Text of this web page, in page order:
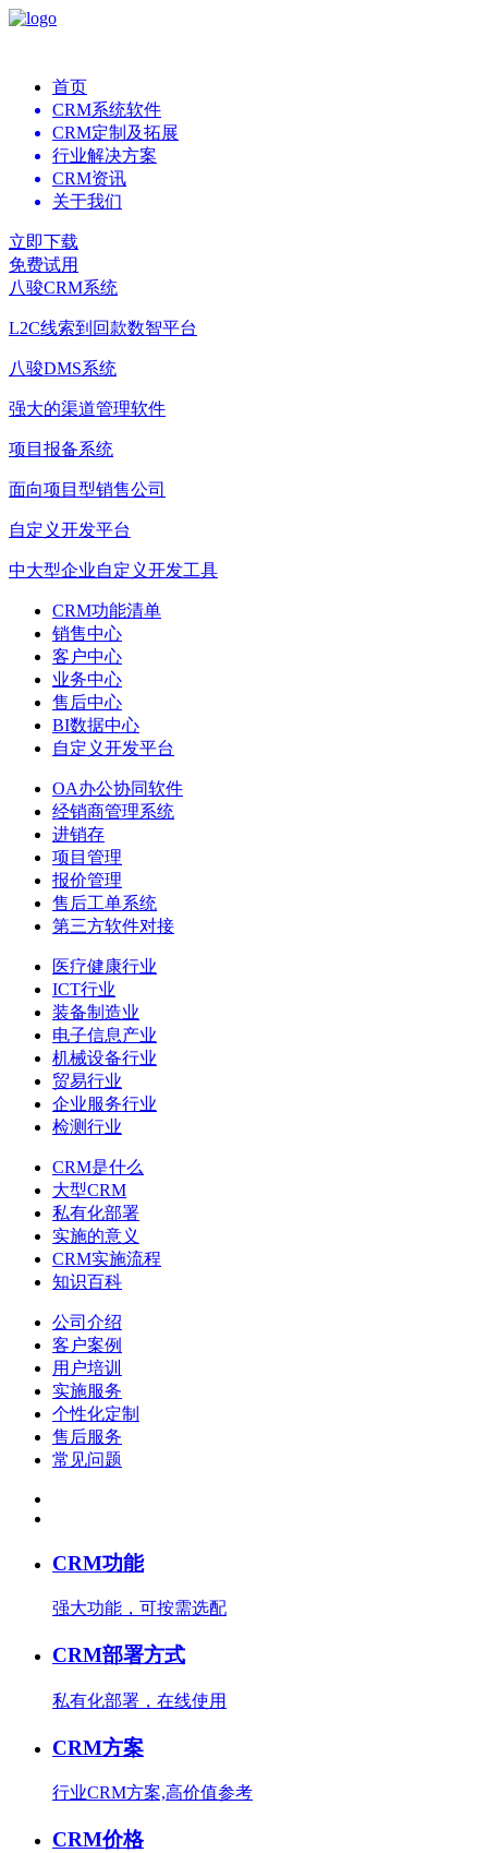
首页
CRM系统软件
CRM定制及拓展
行业解决方案
CRM资讯
关于我们
立即下载
免费试用
八骏CRM系统
L2C线索到回款数智平台
八骏DMS系统
强大的渠道管理软件
项目报备系统
面向项目型销售公司
自定义开发平台
中大型企业自定义开发工具
CRM功能清单
销售中心
客户中心
业务中心
售后中心
BI数据中心
自定义开发平台
OA办公协同软件
经销商管理系统
进销存
项目管理
报价管理
售后工单系统
第三方软件对接
医疗健康行业
ICT行业
装备制造业
电子信息产业
机械设备行业
贸易行业
企业服务行业
检测行业
CRM是什么
大型CRM
私有化部署
实施的意义
CRM实施流程
知识百科
公司介绍
客户案例
用户培训
实施服务
个性化定制
售后服务
常见问题
CRM功能
强大功能，可按需选配
CRM部署方式
私有化部署，在线使用
CRM方案
行业CRM方案,高价值参考
CRM价格